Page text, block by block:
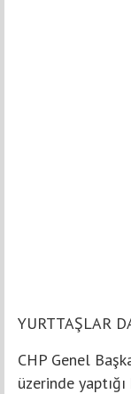
YURTTAŞLAR
CHP Genel
üzerinde